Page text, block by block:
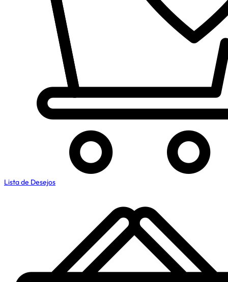
Lista de Desejos